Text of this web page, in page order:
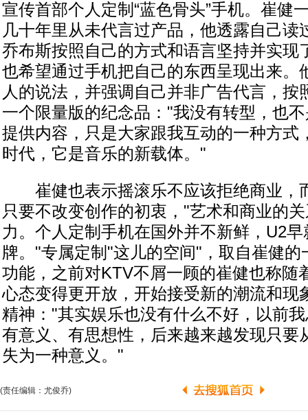
宣传首部个人定制“蓝色骨头”手机。崔健
几十年里从未代言过产品，他透露自己读
乔布斯按照自己的方式和语言坚持并实现
也希望通过手机把自己的东西呈现出来。
人的说法，并强调自己并非广告代言，按
一个限量版的纪念品："我没有转型，也
提供内容，只是大家跟我互动的一种方式
时代，它是音乐的新载体。"
崔健也表示摇滚乐不应该拒绝商业，
只要不改变创作的初衷，"艺术和商业的
力。个人定制手机在国外并不新鲜，U2
牌。"专属定制"这儿的空间"，取自崔健的
功能，之前对KTV不屑一顾的崔健也称随
心态变得更开放，开始接受新的潮流和现
精神："其实娱乐也没有什么不好，以前
有意义、有思想性，后来越来越发现只要
失为一种意义。"
(责任编辑：尤俊乔)